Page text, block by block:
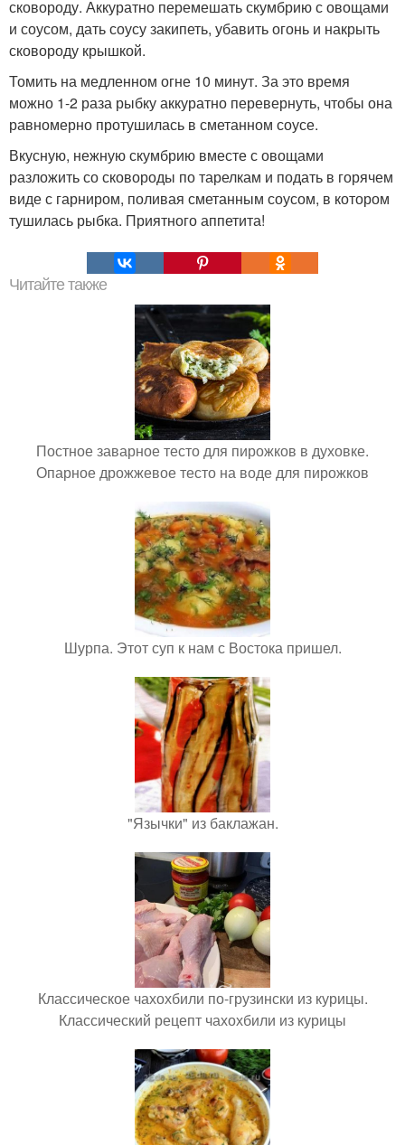
сковороду. Аккуратно перемешать скумбрию с овощами
и соусом, дать соусу закипеть, убавить огонь и накрыть
сковороду крышкой.
Томить на медленном огне 10 минут. За это время
можно 1-2 раза рыбку аккуратно перевернуть, чтобы она
равномерно протушилась в сметанном соусе.
Вкусную, нежную скумбрию вместе с овощами
разложить со сковороды по тарелкам и подать в горячем
виде с гарниром, поливая сметанным соусом, в котором
тушилась рыбка. Приятного аппетита!
Читайте также
Постное заварное тесто для пирожков в духовке.
Опарное дрожжевое тесто на воде для пирожков
Шурпа. Этот суп к нам с Востока пришел.
"Язычки" из баклажан.
Классическое чахохбили по-грузински из курицы.
Классический рецепт чахохбили из курицы